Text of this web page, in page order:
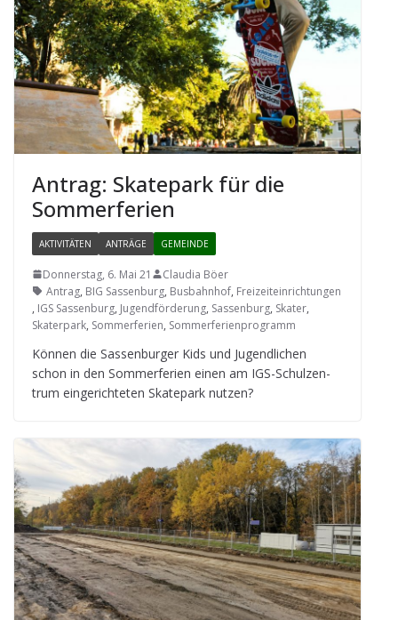
Antrag: Skate­park für die
Sommerferien
AKTIVITÄTEN ANTRÄGE GEMEINDE
Donnerstag, 6. Mai 21
Claudia Böer
Antrag, BIG Sassenburg, Busbahnhof, Freizeiteinrichtungen
, IGS Sassenburg, Jugendförderung, Sassenburg, Skater,
Skaterpark, Sommerferien, Sommerferienprogramm
Kön­nen die Sas­sen­bur­ger Kids und Jugend­li­chen
schon in den Som­mer­fe­rien einen am IGS-Schul­zen­
trum ein­ge­rich­te­ten Skate­park nutzen?